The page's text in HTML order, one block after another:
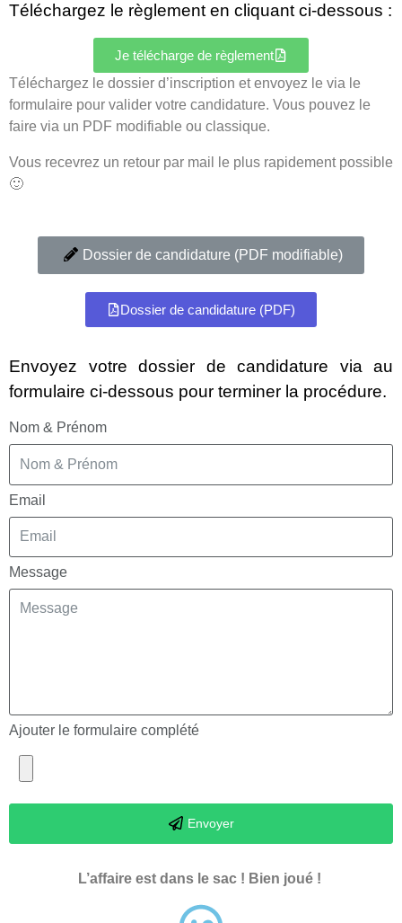
Téléchargez le règlement en cliquant ci-dessous :
Je télécharge de règlement
Téléchargez le dossier d’inscription et envoyez le via le
formulaire pour valider votre candidature. Vous pouvez le
faire via un PDF modifiable ou classique.
Vous recevrez un retour par mail le plus rapidement possible
🙂
Dossier de candidature (PDF modifiable)
Dossier de candidature (PDF)
Envoyez votre dossier de candidature via au
formulaire ci-dessous pour terminer la procédure.
Nom & Prénom
Email
Message
Ajouter le formulaire complété
Envoyer
L’affaire est dans le sac ! Bien joué !